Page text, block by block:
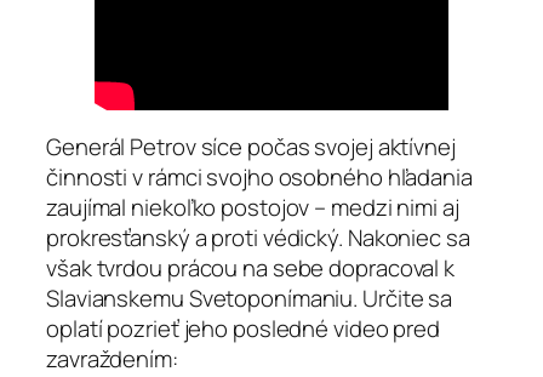
Generál Petrov síce počas svojej aktívnej
činnosti v rámci svojho osobného hľadania
zaujímal niekoľko postojov – medzi nimi aj
prokresťanský a proti védický. Nakoniec sa
však tvrdou prácou na sebe dopracoval k
Slavianskemu Svetoponímaniu. Určite sa
oplatí pozrieť jeho posledné video pred
zavraždením: